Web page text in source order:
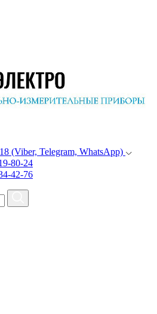
(Viber, Telegram, WhatsApp)
80-24
42-76